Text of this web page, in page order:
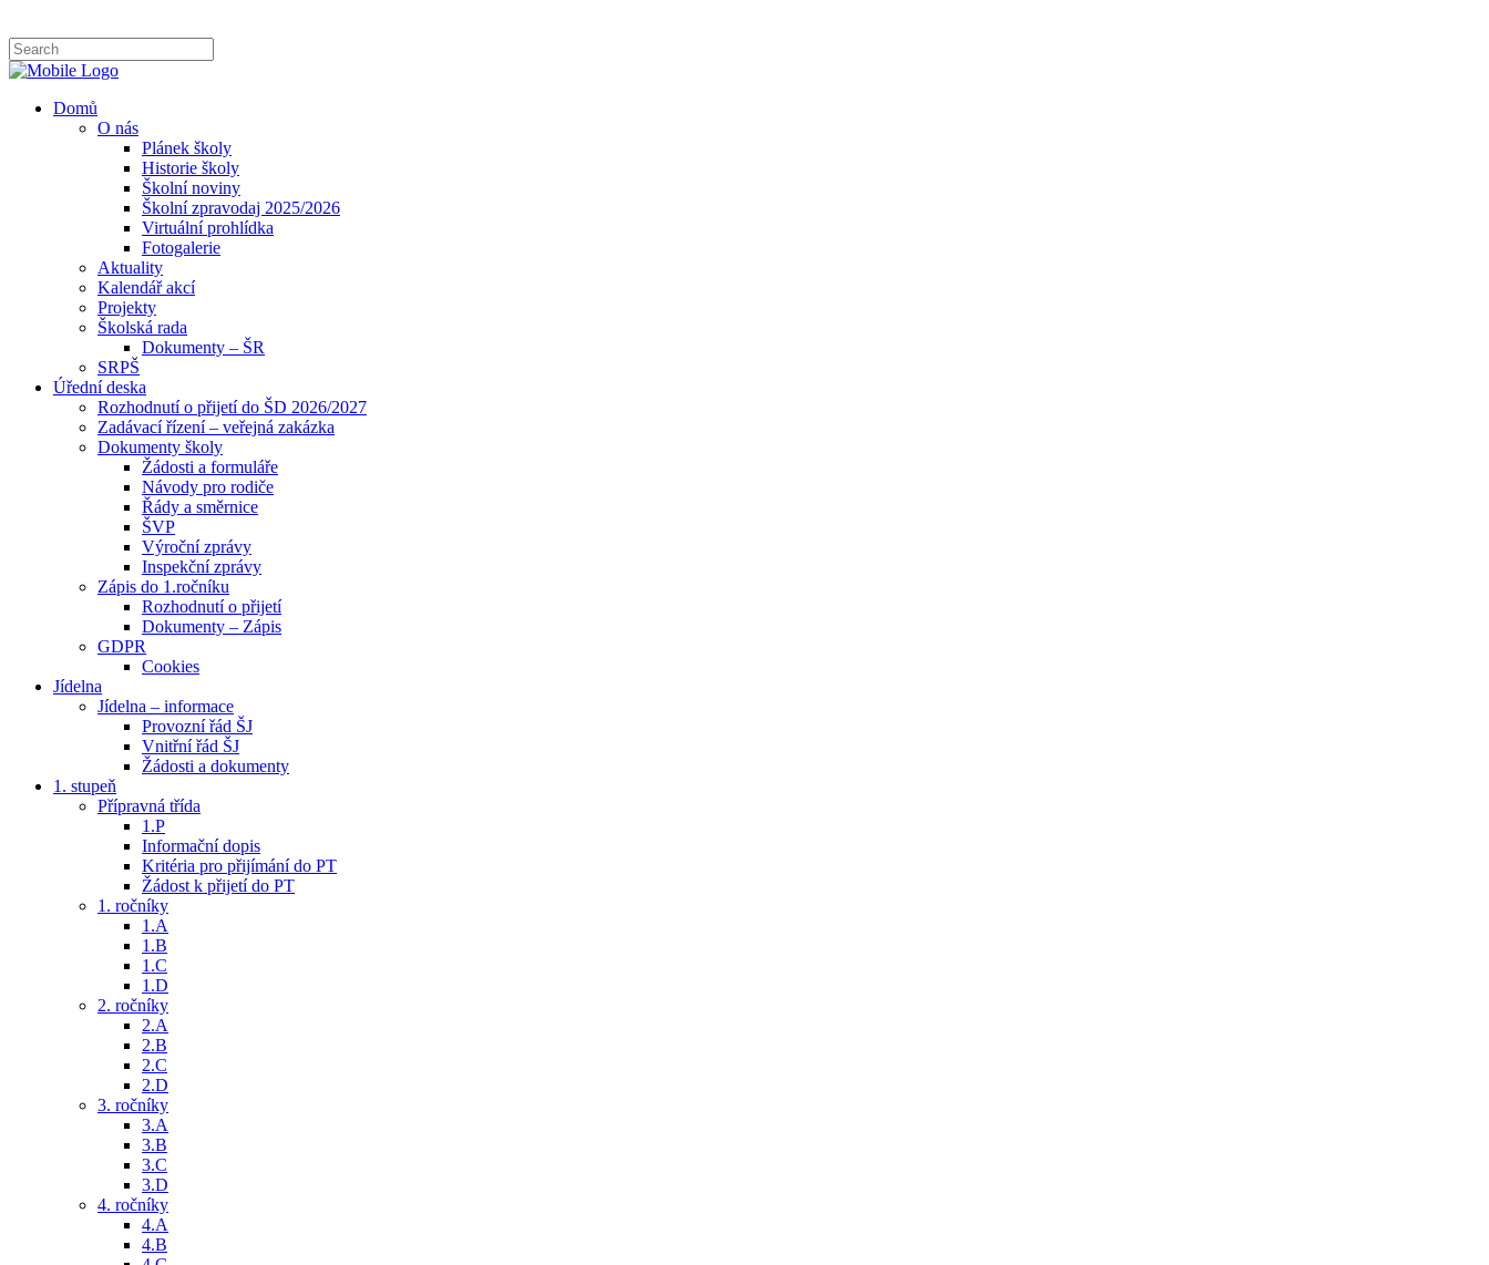
Domů
O nás
Plánek školy
Historie školy
Školní noviny
Školní zpravodaj 2025/2026
Virtuální prohlídka
Fotogalerie
Aktuality
Kalendář akcí
Projekty
Školská rada
Dokumenty – ŠR
SRPŠ
Úřední deska
Rozhodnutí o přijetí do ŠD 2026/2027
Zadávací řízení – veřejná zakázka
Dokumenty školy
Žádosti a formuláře
Návody pro rodiče
Řády a směrnice
ŠVP
Výroční zprávy
Inspekční zprávy
Zápis do 1.ročníku
Rozhodnutí o přijetí
Dokumenty – Zápis
GDPR
Cookies
Jídelna
Jídelna – informace
Provozní řád ŠJ
Vnitřní řád ŠJ
Žádosti a dokumenty
1. stupeň
Přípravná třída
1.P
Informační dopis
Kritéria pro přijímání do PT
Žádost k přijetí do PT
1. ročníky
1.A
1.B
1.C
1.D
2. ročníky
2.A
2.B
2.C
2.D
3. ročníky
3.A
3.B
3.C
3.D
4. ročníky
4.A
4.B